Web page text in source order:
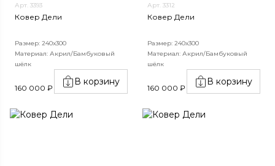
Арт. 3393
Ковер Дели
Размер: 240х300
Материал: Акрил/Бамбуковый
шёлк
160 000 ₽
В корзину
Арт. 3312
Ковер Дели
Размер: 240х300
Материал: Акрил/Бамбуковый
шёлк
160 000 ₽
В корзину